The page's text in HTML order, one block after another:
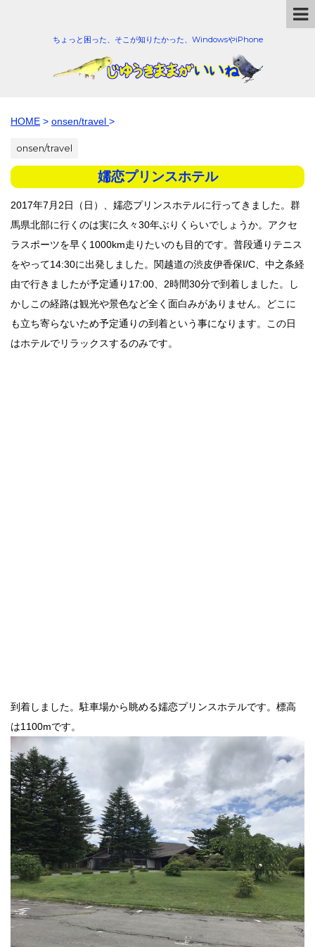
ちょっと困った、そこが知りたかった、WindowsやiPhone
HOME > onsen/travel >
onsen/travel
嬬恋プリンスホテル
2017年7月2日（日）、嬬恋プリンスホテルに行ってきました。群
馬県北部に行くのは実に久々30年ぶりくらいでしょうか。アクセ
ラスポーツを早く1000km走りたいのも目的です。普段通りテニス
をやって14:30に出発しました。関越道の渋皮伊香保I/C、中之条経
由で行きましたが予定通り17:00、2時間30分で到着しました。し
かしこの経路は観光や景色など全く面白みがありません。どこに
も立ち寄らないため予定通りの到着という事になります。この日
はホテルでリラックスするのみです。
到着しました。駐車場から眺める嬬恋プリンスホテルです。標高
は1100mです。